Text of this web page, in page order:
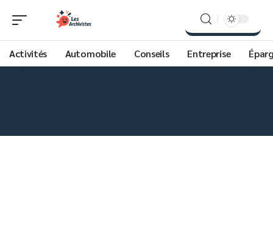
Activités Automobile Conseils Entreprise